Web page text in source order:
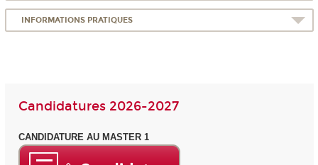
INFORMATIONS PRATIQUES
Candidatures 2026-2027
CANDIDATURE AU MASTER 1